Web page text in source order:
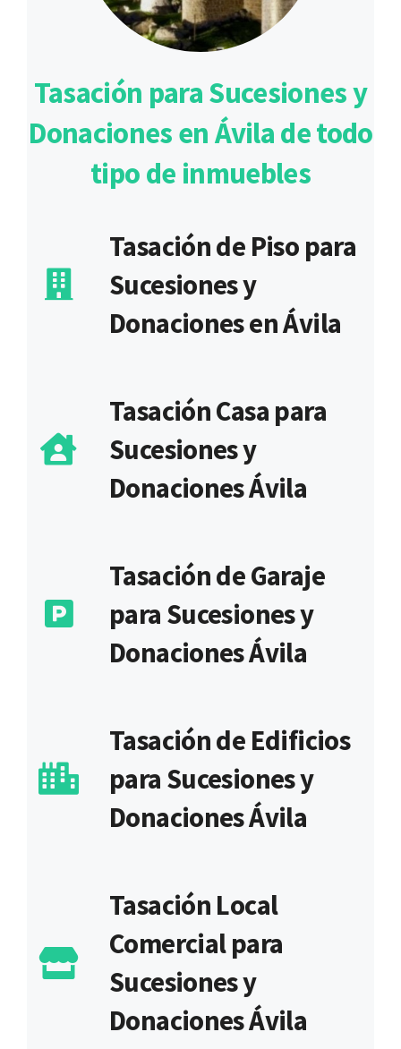
Tasación para Sucesiones y
Donaciones en Ávila de todo
tipo de inmuebles
Tasación de Piso para
Sucesiones y
Donaciones en Ávila
Tasación Casa para
Sucesiones y
Donaciones Ávila
Tasación de Garaje
para Sucesiones y
Donaciones Ávila
Tasación de Edificios
para Sucesiones y
Donaciones Ávila
Tasación Local
Comercial para
Sucesiones y
Donaciones Ávila